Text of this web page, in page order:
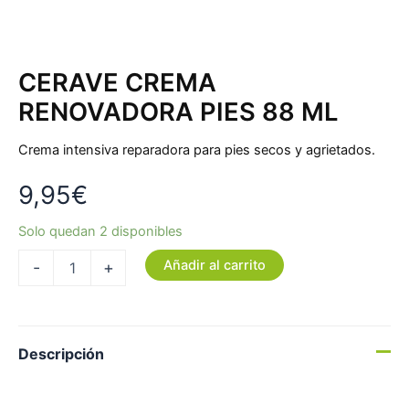
CERAVE CREMA
RENOVADORA PIES 88 ML
Crema intensiva reparadora para pies secos y agrietados.
9,95€
Solo quedan 2 disponibles
- + Añadir al carrito
Descripción